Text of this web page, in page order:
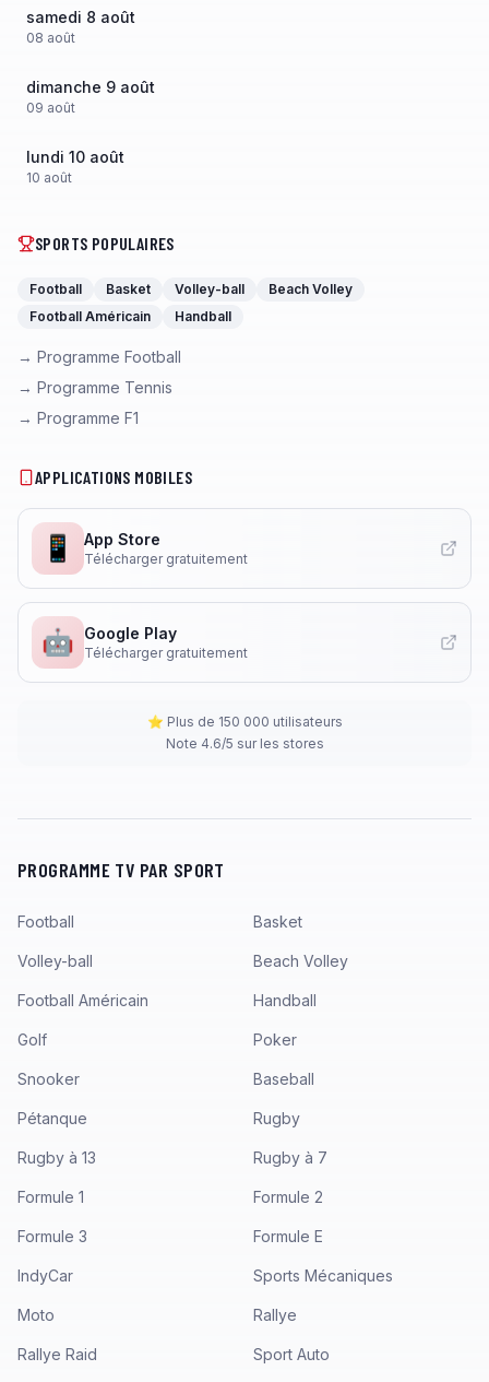
samedi 8 août
08 août
dimanche 9 août
09 août
lundi 10 août
10 août
SPORTS POPULAIRES
Football Basket Volley-ball
Beach Volley
Football Américain
Handball
→ Programme Football
→ Programme Tennis
→ Programme F1
APPLICATIONS MOBILES
📱 App Store
Télécharger gratuitement
🤖 Google Play
Télécharger gratuitement
⭐ Plus de 150 000 utilisateurs
Note 4.6/5 sur les stores
PROGRAMME TV PAR SPORT
Football Basket
Volley-ball Beach Volley
Football Américain Handball
Golf Poker
Snooker Baseball
Pétanque Rugby
Rugby à 13 Rugby à 7
Formule 1 Formule 2
Formule 3 Formule E
IndyCar Sports Mécaniques
Moto Rallye
Rallye Raid Sport Auto